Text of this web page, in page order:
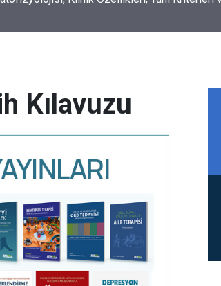
Ortaya Çıktı? 10 Mayıs Tarihinin Hikayesi
Kılavuzu